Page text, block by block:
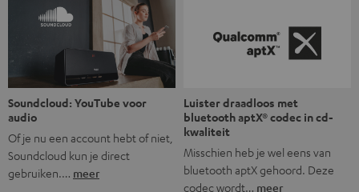
Soundcloud: YouTube voor
audio
Of je nu een account hebt of niet,
Soundcloud kun je direct
gebruiken.… meer
Luister draadloos met
bluetooth aptX® codec in cd-
kwaliteit
Misschien heb je wel eens van
bluetooth aptX gehoord. Deze
codec wordt… meer